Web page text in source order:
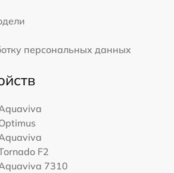
персональных данных
F2
7310